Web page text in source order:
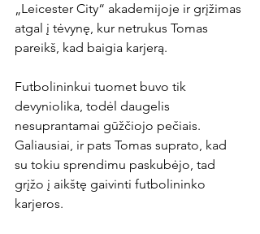
„Leicester City“ akademijoje ir grįžimas
atgal į tėvynę, kur netrukus Tomas
pareikš, kad baigia karjerą.
Futbolininkui tuomet buvo tik
devyniolika, todėl daugelis
nesuprantamai gūžčiojo pečiais.
Galiausiai, ir pats Tomas suprato, kad
su tokiu sprendimu paskubėjo, tad
grįžo į aikštę gaivinti futbolininko
karjeros.